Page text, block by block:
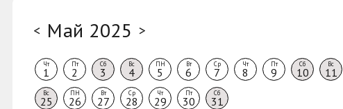
< Май 2025 >
Чт
1
Пт
2
Сб
3
Вс
4
ПН
5
Вт
6
Ср
7
Чт
8
Пт
9
Сб
10
Вс
11
Вс
25
ПН
26
Вт
27
Ср
28
Чт
29
Пт
30
Сб
31